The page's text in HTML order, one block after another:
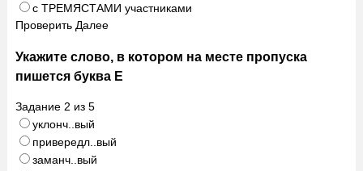
с ТРЕМЯСТАМИ участниками
Проверить Далее
Укажите слово, в котором на месте пропуска
пишется буква Е
Задание 2 из 5
уклонч..вый
привередл..вый
заманч..вый